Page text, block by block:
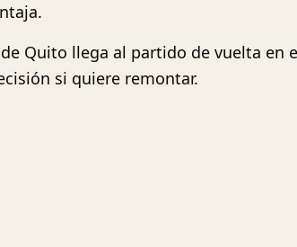
Quito llega al partido de vuelta
si quiere remontar.